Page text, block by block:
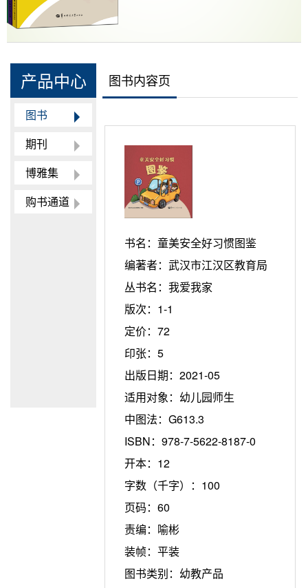
产品中心
图书
期刊
博雅集
购书通道
图书内容页
书名： 童美安全好习惯图鉴
编著者： 武汉市江汉区教育局
丛书名： 我爱我家
版次： 1-1
定价： 72
印张： 5
出版日期： 2021-05
适用对象： 幼儿园师生
中图法： G613.3
ISBN： 978-7-5622-8187-0
开本： 12
字数（千字）： 100
页码： 60
责编： 喻彬
装帧： 平装
图书类别： 幼教产品